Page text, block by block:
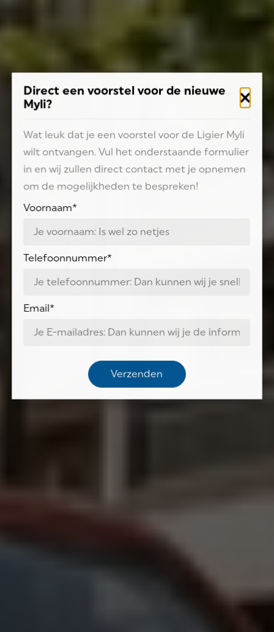
Direct een voorstel voor de nieuwe
Myli?
Wat leuk dat je een voorstel voor de Ligier Myli
wilt ontvangen. Vul het onderstaande formulier
in en wij zullen direct contact met je opnemen
om de mogelijkheden te bespreken!
Voornaam*
Telefoonnummer*
Email*
Verzenden